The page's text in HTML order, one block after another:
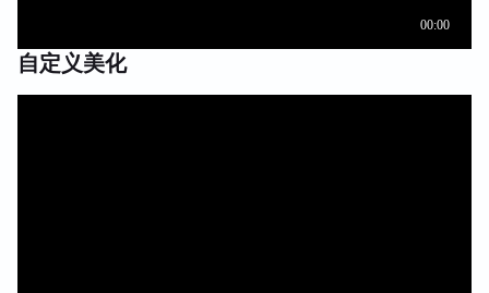
自定义美化